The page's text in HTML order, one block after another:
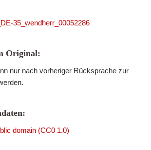
35_wendherr_00052286
Original:
nur nach vorheriger Rücksprache zur
domain (CC0 1.0)